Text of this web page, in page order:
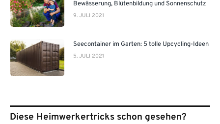
Bewässerung, Blütenbildung und Sonnenschutz
9. JULI 2021
Seecontainer im Garten: 5 tolle Upcycling-Ideen
5. JULI 2021
Diese Heimwerkertricks schon gesehen?